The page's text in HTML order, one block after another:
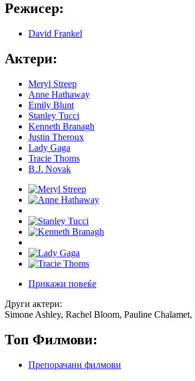
Режисер:
David Frankel
Актери:
Meryl Streep
Anne Hathaway
Emily Blunt
Stanley Tucci
Kenneth Branagh
Justin Theroux
Lady Gaga
Tracie Thoms
B.J. Novak
Прикажи повеќе
Други актери:
Simone Ashley, Rachel Bloom, Pauline
Топ Филмови:
Препорачани филмови